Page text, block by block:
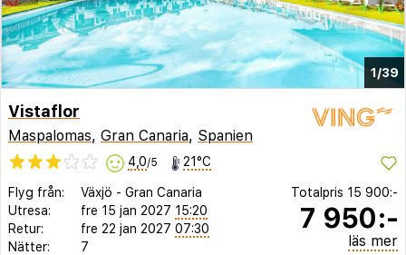
1/39
Vistaflor
Maspalomas, Gran Canaria, Spanien
4,0/5 21°C
Flyg från: Växjö - Gran Canaria
Utresa:
fre 15 jan 2027 15:20
Retur:
fre 22 jan 2027 07:30
Nätter:
7
Totalpris 15 900:-
7 950:-
läs mer